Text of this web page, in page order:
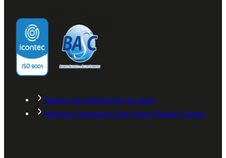
Políticas de tratamiento de datos
Políticas corporativa Zona Franca Parque Central